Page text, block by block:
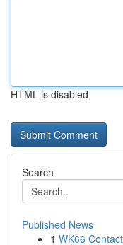
HTML is disabled
Search
Published News
1 WK66